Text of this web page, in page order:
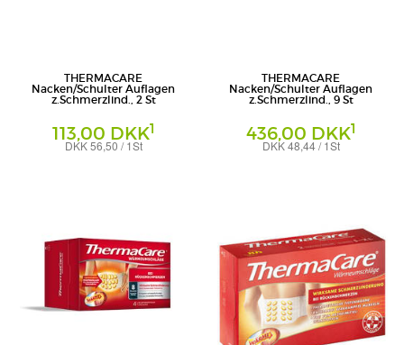
THERMACARE
Nacken/Schulter Auflagen
z.Schmerzlind., 2 St
113,00 DKK1
DKK 56,50 / 1St
THERMACARE
Nacken/Schulter Auflagen
z.Schmerzlind., 9 St
436,00 DKK1
DKK 48,44 / 1St